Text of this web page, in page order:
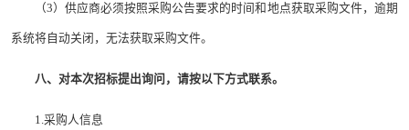
（3）供应商必须按照采购公告要求的时间和地点获取采购文件，逾期
系统将自动关闭，无法获取采购文件。
八、对本次招标提出询问，请按以下方式联系。
1.采购人信息